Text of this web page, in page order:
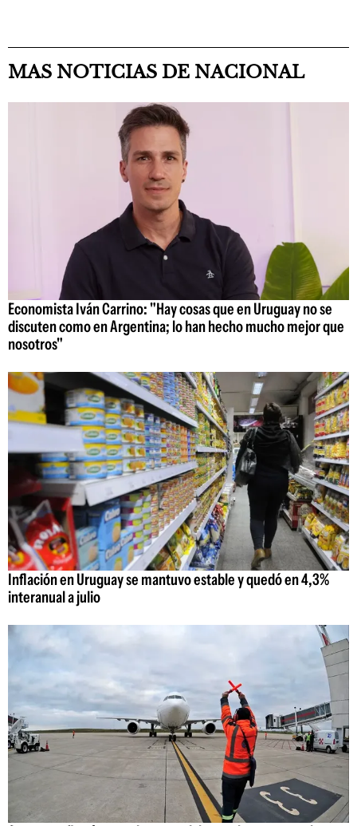
MAS NOTICIAS DE NACIONAL
Economista Iván Carrino: "Hay cosas que en Uruguay no se
discuten como en Argentina; lo han hecho mucho mejor que
nosotros"
Inflación en Uruguay se mantuvo estable y quedó en 4,3%
interanual a julio